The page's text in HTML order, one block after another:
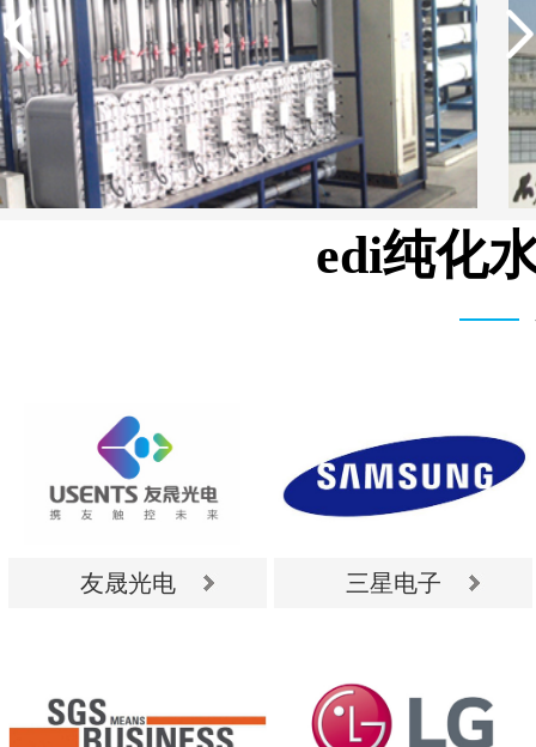
edi纯化
友晟光电
友晟光电
三星电子
三星电子